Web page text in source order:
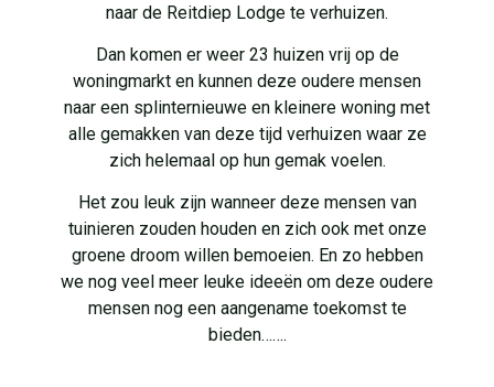
naar de Reitdiep Lodge te verhuizen.
Dan komen er weer 23 huizen vrij op de
woningmarkt en kunnen deze oudere mensen
naar een splinternieuwe en kleinere woning met
alle gemakken van deze tijd verhuizen waar ze
zich helemaal op hun gemak voelen.
Het zou leuk zijn wanneer deze mensen van
tuinieren zouden houden en zich ook met onze
groene droom willen bemoeien. En zo hebben
we nog veel meer leuke ideeën om deze oudere
mensen nog een aangename toekomst te
bieden…….